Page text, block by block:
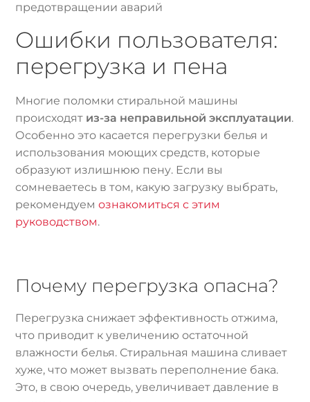
предотвращении аварий
Ошибки пользователя:
перегрузка и пена
Многие поломки стиральной машины
происходят из-за неправильной эксплуатации.
Особенно это касается перегрузки белья и
использования моющих средств, которые
образуют излишнюю пену. Если вы
сомневаетесь в том, какую загрузку выбрать,
рекомендуемознакомиться с этим
руководством.
Почему перегрузка опасна?
Перегрузка снижает эффективность отжима,
что приводит к увеличению остаточной
влажности белья. Стиральная машина сливает
хуже, что может вызвать переполнение бака.
Это, в свою очередь, увеличивает давление в